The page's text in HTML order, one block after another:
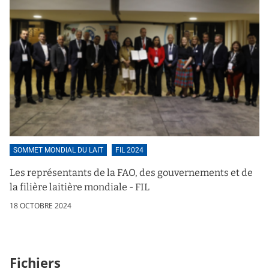
SOMMET MONDIAL DU LAIT FIL 2024
Les représentants de la FAO, des gouvernements et de
la filière laitière mondiale - FIL
18 OCTOBRE 2024
Fichiers